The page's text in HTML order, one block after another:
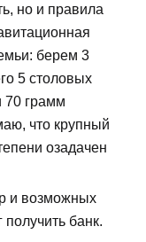
но и правила
берем 3
5 столовых
70 грамм
что крупный
озадачен
и возможных
банк.